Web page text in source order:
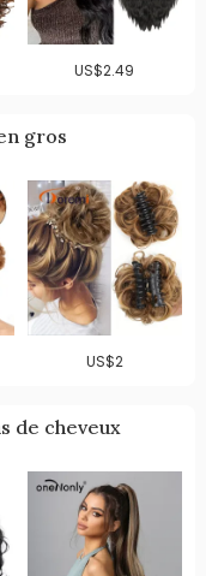
US$2.49
gros
US$2
de cheveux